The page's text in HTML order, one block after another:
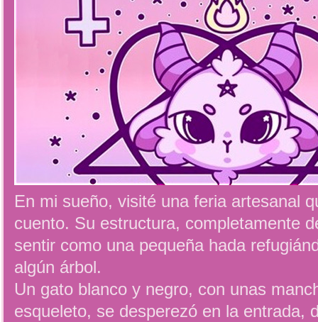
En mi sueño, visité una feria artesanal
cuento. Su estructura, completamente
sentir como una pequeña hada
algún árbol.
Un gato blanco y negro, con unas
esqueleto, se desperezó en la entrada,